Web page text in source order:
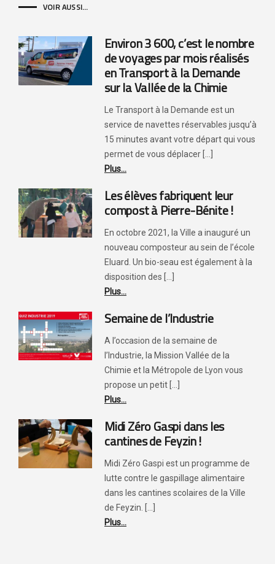
VOIR AUSSI...
Environ 3 600, c’est le nombre
de voyages par mois réalisés
en Transport à la Demande
sur la Vallée de la Chimie
Le Transport à la Demande est un
service de navettes réservables jusqu’à
15 minutes avant votre départ qui vous
permet de vous déplacer [...]
Plus...
Les élèves fabriquent leur
compost à Pierre-Bénite !
En octobre 2021, la Ville a inauguré un
nouveau composteur au sein de l’école
Eluard. Un bio-seau est également à la
disposition des [...]
Plus...
Semaine de l’Industrie
A l’occasion de la semaine de
l’Industrie, la Mission Vallée de la
Chimie et la Métropole de Lyon vous
propose un petit [...]
Plus...
Midi Zéro Gaspi dans les
cantines de Feyzin !
Midi Zéro Gaspi est un programme de
lutte contre le gaspillage alimentaire
dans les cantines scolaires de la Ville
de Feyzin. [...]
Plus...